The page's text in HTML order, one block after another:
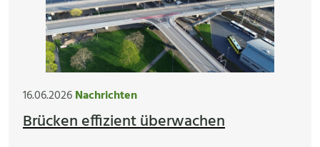
16.06.2026Nachrichten
Brücken effizient überwachen